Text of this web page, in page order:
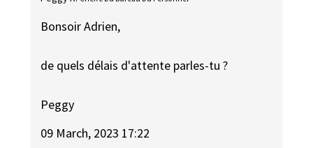
Bonsoir Adrien,
de quels délais d'attente parles-tu ?
Peggy
09 March, 2023 17:22